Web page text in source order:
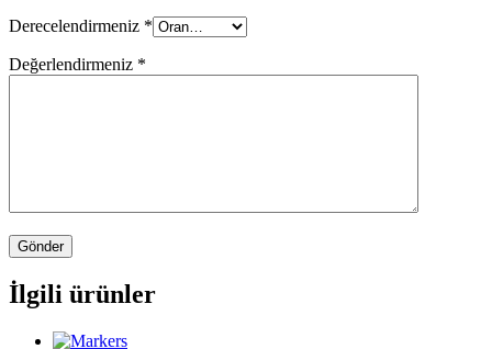
Derecelendirmeniz *
Değerlendirmeniz *
İlgili ürünler